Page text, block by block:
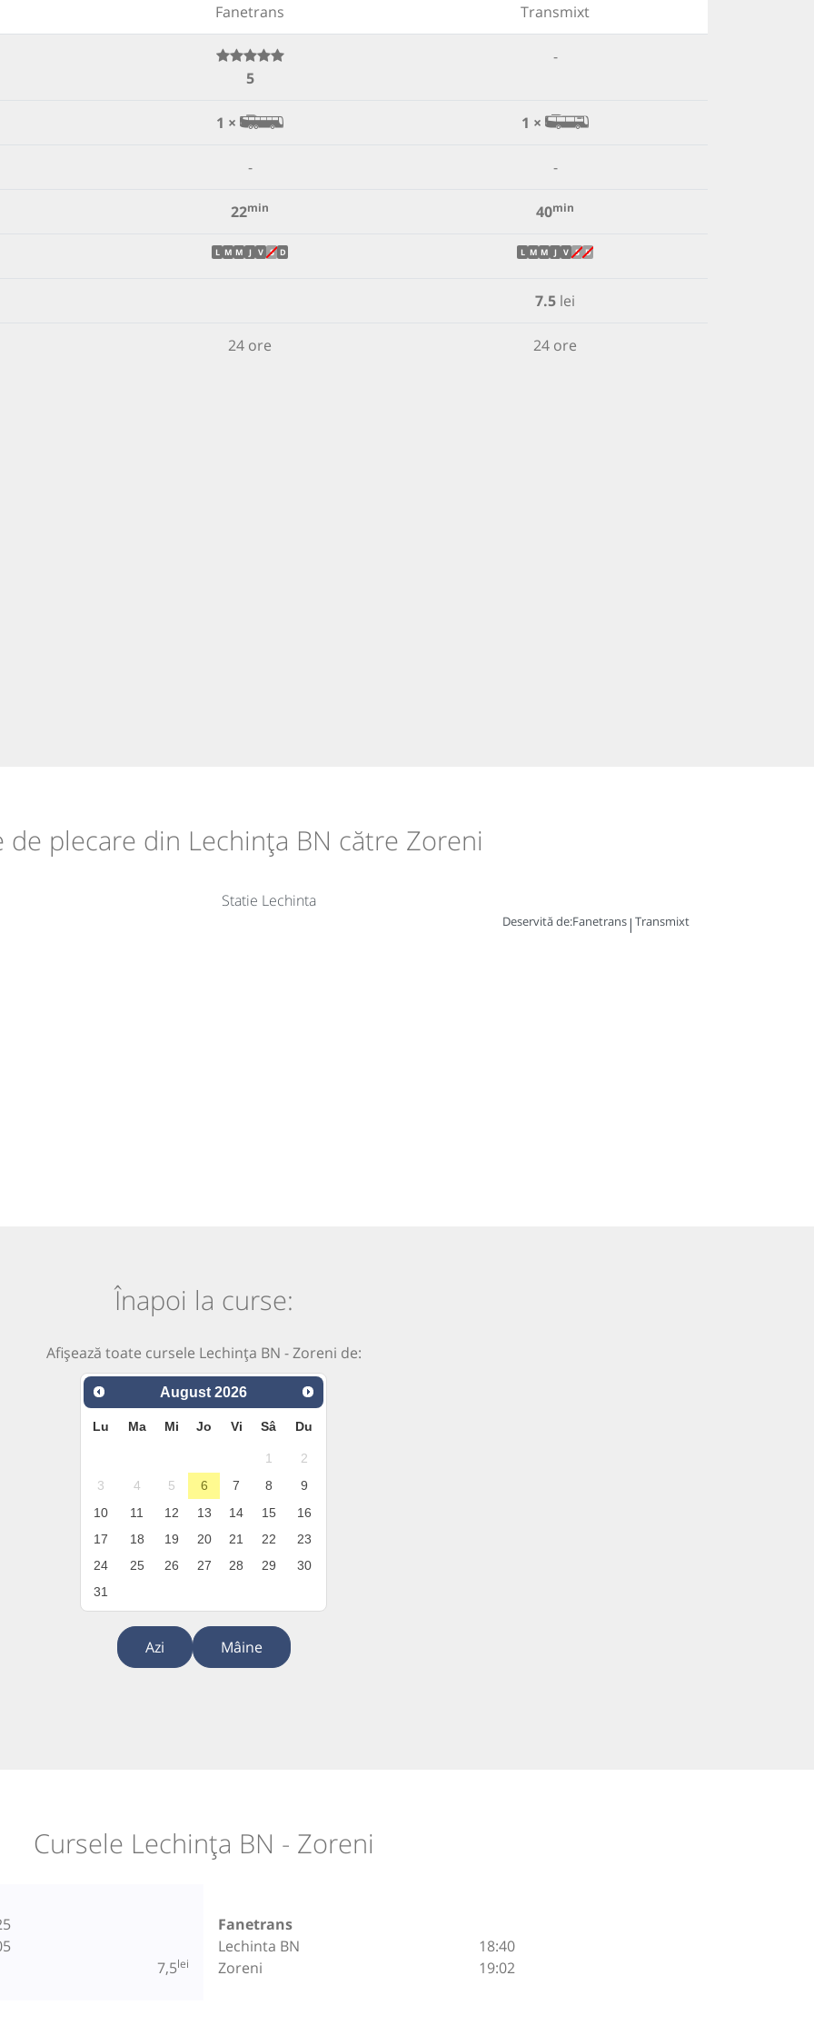
Fanetrans Transmixt
5
-
1 × 1 ×
- -
22min 40min
L M M J V S D L M M J V S D
7.5 lei
24 ore 24 ore
de plecare din Lechința BN către Zoreni
Statie Lechinta
Deservită de:Fanetrans| Transmixt
Înapoi la curse:
Afișează toate cursele Lechința BN - Zoreni de:
August 2026
Lu Ma Mi Jo Vi Sâ Du
1
2
3
4 5 6 7 8
9
10
11 12 13 14 15
16
17
18 19 20 21 22
23
24
25 26 27 28 29
30
31
Azi Mâine
Cursele Lechința BN - Zoreni
7,5lei
Fanetrans
Lechinta BN
Zoreni
18:40
19:02